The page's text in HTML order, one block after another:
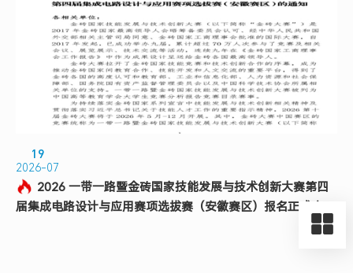
19
2026-07
2026 一带一路暨金砖国家技能发展与技术创新大赛第四
届集成电路设计与应用赛项选拔赛（安徽赛区）报名正式启